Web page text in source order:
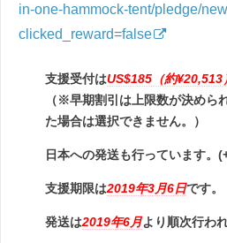
in-one-hammock-tent/pledge/
clicked_reward=false
支援受付はUS$185（約¥20,513
（※早期割引は上限数が決めら
た場合は選択できません。）
日本への発送も行っています。
支援期限は2019年3月6日です。
発送は2019年6月より順次行わ